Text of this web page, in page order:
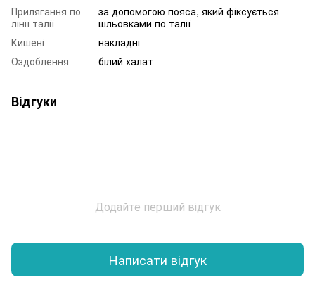
Прилягання по
лінії талії
за допомогою пояса, який фіксується
шльовками по талії
Кишені
накладні
Оздоблення
білий халат
Відгуки
Додайте перший відгук
Написати відгук